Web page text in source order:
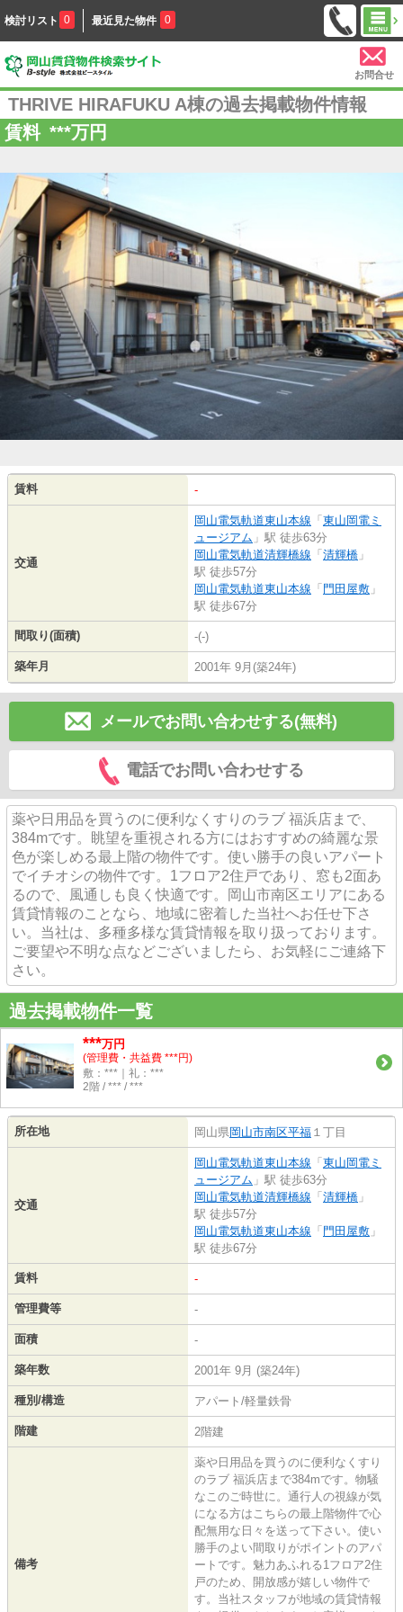
検討リスト 0 最近見た物件 0
お問合せ
THRIVE HIRAFUKU A棟の過去掲載物件情報
賃料 ***万円
賃料 -
交通
岡山電気軌道東山本線 「 東山岡電ミ
ュージアム 」駅 徒歩63分
岡山電気軌道清輝橋線 「 清輝橋 」
駅 徒歩57分
岡山電気軌道東山本線 「 門田屋敷 」
駅 徒歩67分
間取り(面積) -(-)
築年月 2001年 9月(築24年)
メールでお問い合わせする(無料)
電話でお問い合わせする
薬や日用品を買うのに便利なくすりのラブ 福浜店まで、
384mです。眺望を重視される方にはおすすめの綺麗な景
色が楽しめる最上階の物件です。使い勝手の良いアパート
でイチオシの物件です。1フロア2住戸であり、窓も2面あ
るので、風通しも良く快適です。岡山市南区エリアにある
賃貸情報のことなら、地域に密着した当社へお任せ下さ
い。当社は、多種多様な賃貸情報を取り扱っております。
ご要望や不明な点などございましたら、お気軽にご連絡下
さい。
過去掲載物件一覧
***万円
(管理費・共益費 ***円)
敷：***｜礼：***
2階 / *** / ***
所在地 岡山県岡山市南区平福 １丁目
交通
岡山電気軌道東山本線 「 東山岡電ミ
ュージアム 」駅 徒歩63分
岡山電気軌道清輝橋線 「 清輝橋 」
駅 徒歩57分
岡山電気軌道東山本線 「 門田屋敷 」
駅 徒歩67分
賃料 -
管理費等 -
面積 -
築年数 2001年 9月 (築24年)
種別/構造 アパート/軽量鉄骨
階建 2階建
備考
薬や日用品を買うのに便利なくすり
のラブ 福浜店まで384mです。物騒
なこのご時世に。通行人の視線が気
になる方はこちらの最上階物件で心
配無用な日々を送って下さい。使い
勝手のよい間取りがポイントのアパ
ートです。魅力あふれる1フロア2住
戸のため、開放感が嬉しい物件で
す。当社スタッフが地域の賃貸情報